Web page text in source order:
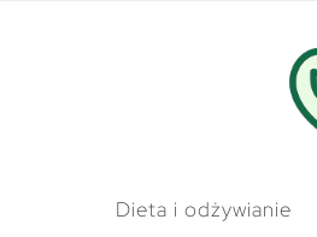
Dieta i odżywianie